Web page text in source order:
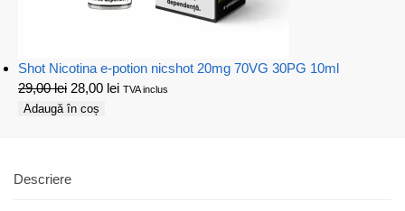
Shot Nicotina e-potion nicshot 20mg 70VG 30PG 10ml
29,00lei 28,00 lei TVA inclus
Adaugă în coș
Descriere